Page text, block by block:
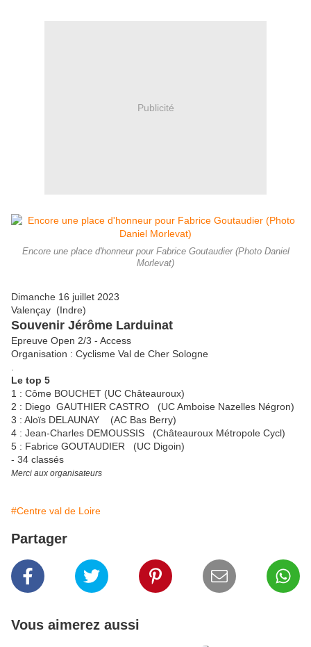
Publicité
Encore une place d'honneur pour Fabrice Goutaudier (Photo Daniel
Morlevat)
Dimanche 16 juillet 2023
Valençay (Indre)
Souvenir Jérôme Larduinat
Epreuve Open 2/3 - Access
Organisation : Cyclisme Val de Cher Sologne
Le top 5
1 : Côme BOUCHET (UC Châteauroux)
2 : Diego GAUTHIER CASTRO (UC Amboise Nazelles Négron)
3 : Aloïs DELAUNAY (AC Bas Berry)
4 : Jean-Charles DEMOUSSIS (Châteauroux Métropole Cycl)
5 : Fabrice GOUTAUDIER (UC Digoin)
- 34 classés
Merci aux organisateurs
#Centre val de Loire
Partager
Vous aimerez aussi